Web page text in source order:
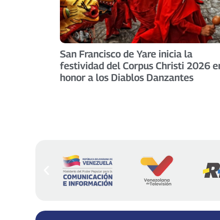
San Francisco de Yare inicia la
festividad del Corpus Christi 2026
honor a los Diablos Danzantes